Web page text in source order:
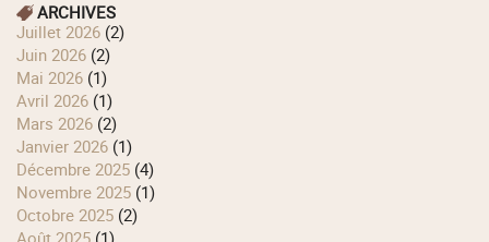
ARCHIVES
juillet 2026 (2)
juin 2026 (2)
mai 2026 (1)
avril 2026 (1)
mars 2026 (2)
janvier 2026 (1)
décembre 2025 (4)
novembre 2025 (1)
octobre 2025 (2)